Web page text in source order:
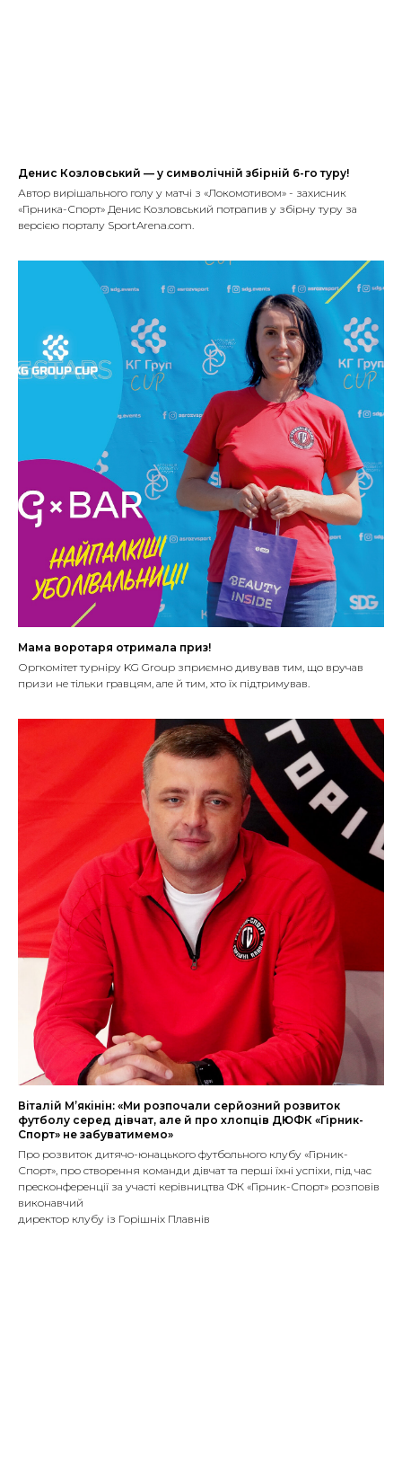
Денис Козловський — у символічній збірній 6-го туру!
Автор вирішального голу у матчі з «Локомотивом» - захисник
«Гірника-Спорт» Денис Козловський потрапив у збірну туру за
версією порталу SportArena.com.
Мама воротаря отримала приз!
Оргкомітет турніру KG Group зприємно дивував тим, що вручав
призи не тільки гравцям, але й тим, хто їх підтримував.
Віталій М’якінін: «Ми розпочали серйозний розвиток
футболу серед дівчат, але й про хлопців ДЮФК «Гірник-
Спорт» не забуватимемо»
Про розвиток дитячо-юнацького футбольного клубу «Гірник-
Спорт», про створення команди дівчат та перші їхні успіхи, під час
пресконференції за участі керівництва ФК «Гірник-Спорт» розповів
виконавчий
директор клубу із Горішніх Плавнів